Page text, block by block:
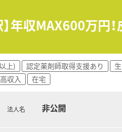
年収MAX600万円
上) 認定薬剤師取得支援あり
高収入 在宅
法人名 非公開